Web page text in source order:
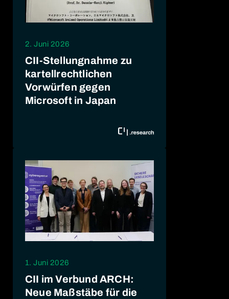
2. Juni 2026
CII-Stellungnahme zu
kartellrechtlichen
Vorwürfen gegen
Microsoft in Japan
1. Juni 2026
CII im Verbund ARCH:
Neue Maßstäbe für die